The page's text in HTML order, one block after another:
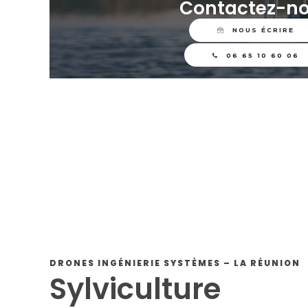
Contactez-
NOUS ÉCRIRE
06 65 10 60 06
DRONES INGÉNIERIE SYSTÈMES – LA RÉUNION
Sylviculture